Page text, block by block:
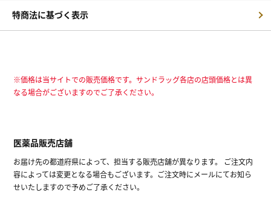
特商法に基づく表示
※価格は当サイトでの販売価格です。サンドラッグ各店の店頭価格とは異
なる場合がございますのでご了承ください。
医薬品販売店舗
お届け先の都道府県によって、担当する販売店舗が異なります。 ご注文内
容によっては変更となる場合もございます。ご注文時にメールにてお知ら
せいたしますので予めご了承ください。